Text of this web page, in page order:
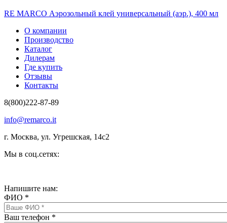
RE MARCO Аэрозольный клей универсальный (аэр.), 400 мл
О компании
Производство
Каталог
Дилерам
Где купить
Отзывы
Контакты
8(800)222-87-89
info@remarco.it
г. Москва, ул. Угрешская, 14с2
Мы в соц.сетях:
Напишите нам:
ФИО *
Ваш телефон *